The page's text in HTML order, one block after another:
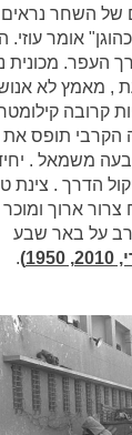
של השחר
אומר עוזי.
העפר. מכונית
, מאמץ לא
קרובה
תופס את
משמאל .
הדרך . צינת
צרור ארוך
על באר שבע
.